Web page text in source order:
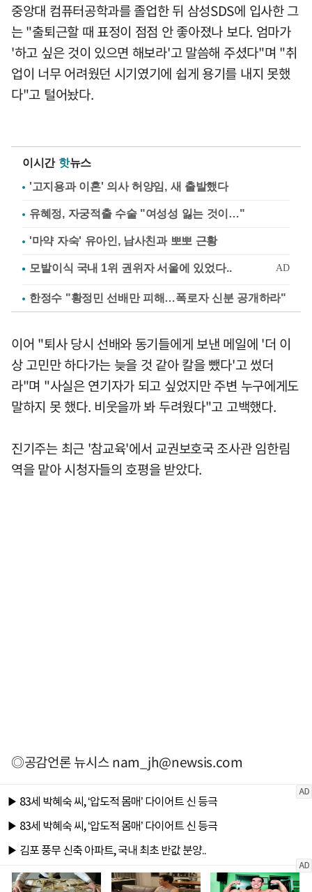
중앙대 컴퓨터공학과를 졸업한 뒤 삼성SDS에 입사한 그
는 "출퇴근할 때 표정이 점점 안 좋아졌나 보다. 엄마가
'하고 싶은 것이 있으면 해보라'고 말씀해 주셨다"며 "취
업이 너무 어려웠던 시기였기에 쉽게 용기를 내지 못했
다"고 털어놨다.
이시간 핫뉴스
'고지용과 이혼' 의사 허양임, 새 출발했다
유혜정, 자궁적출 수술 "여성성 잃는 것이…"
'마약 자숙' 유아인, 남사친과 뽀뽀 근황
한정수 "황정민 선배만 피해…폭로자 신분 공개하라"
이어 "퇴사 당시 선배와 동기들에게 보낸 메일에 '더 이
상 고민만 하다가는 늦을 것 같아 칼을 뺐다'고 썼더
라"며 "사실은 연기자가 되고 싶었지만 주변 누구에게도
말하지 못 했다. 비웃을까 봐 두려웠다"고 고백했다.
진기주는 최근 '참교육'에서 교권보호국 조사관 임한림
역을 맡아 시청자들의 호평을 받았다.
◎공감언론 뉴시스nam_jh@newsis.com